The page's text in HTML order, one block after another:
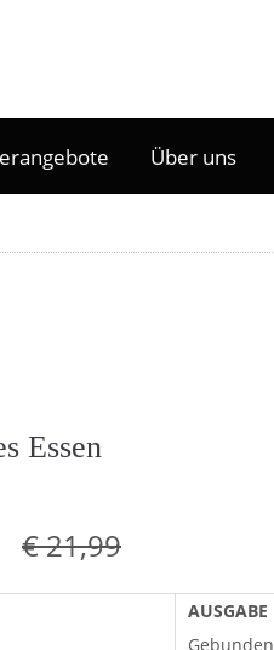
Über uns
Essen
€ 21,99
AUSGABE
Gebunden